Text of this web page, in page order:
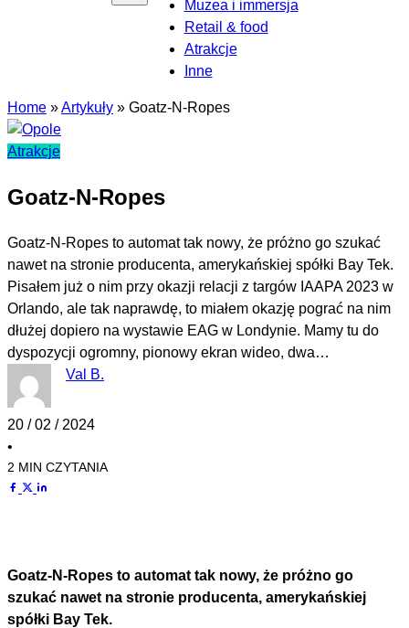
Muzea i immersja
Retail & food
Atrakcje
Inne
Home »Artykuły » Goatz-N-Ropes
Atrakcje
Goatz-N-Ropes
Goatz-N-Ropes to automat tak nowy, że próżno go szukać
nawet na stronie producenta, amerykańskiej spółki Bay Tek.
Pisałem już o nim przy okazji relacji z targów IAAPA 2023 w
Orlando, ale tak naprawdę, to miałem okazję pograć na nim
dłużej dopiero na wystawie EAG w Londynie. Mamy tu do
dyspozycji ogromny, pionowy ekran wideo, dwa…
Val B.
20 / 02 / 2024
•
2 MIN CZYTANIA
Goatz-N-Ropes to automat tak nowy, że próżno go
szukać nawet na stronie producenta, amerykańskiej
spółki Bay Tek.